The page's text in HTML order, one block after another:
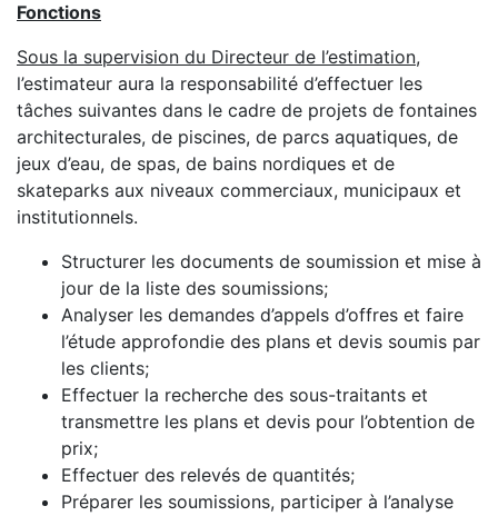
Fonctions
Sous la supervision du Directeur de l’estimation,
l’estimateur aura la responsabilité d’effectuer les
tâches suivantes dans le cadre de projets de fontaines
architecturales, de piscines, de parcs aquatiques, de
jeux d’eau, de spas, de bains nordiques et de
skateparks aux niveaux commerciaux, municipaux et
institutionnels.
Structurer les documents de soumission et mise à
jour de la liste des soumissions;
Analyser les demandes d’appels d’offres et faire
l’étude approfondie des plans et devis soumis par
les clients;
Effectuer la recherche des sous-traitants et
transmettre les plans et devis pour l’obtention de
prix;
Effectuer des relevés de quantités;
Préparer les soumissions, participer à l’analyse